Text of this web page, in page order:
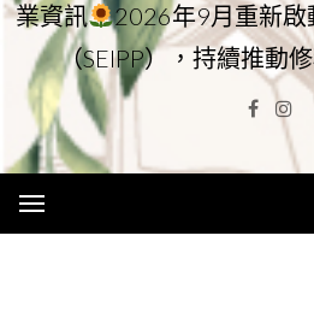
業資訊
2026年9月重新啟
（SEIPP），持續推動